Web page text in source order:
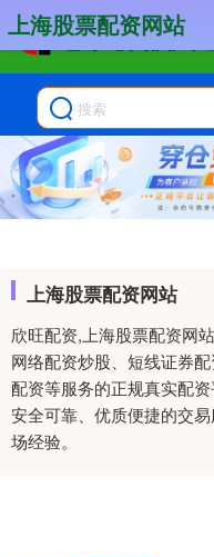
上海股票配资网站
欣旺配资,上海股票配资网
网络配资炒股、短线证券
配资等服务的正规真实配
安全可靠、优质便捷的交
场经验。
上海股票配资网站